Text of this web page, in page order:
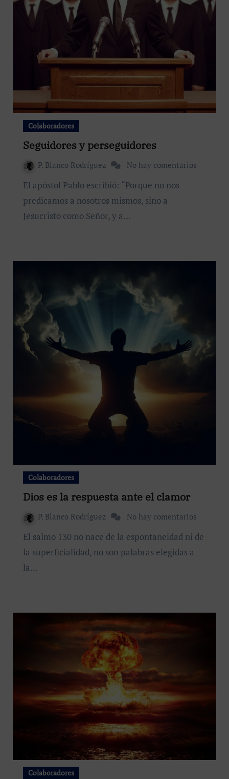
Colaboradores
Seguidores y perseguidores
P. Blanco Rodríguez No hay comentarios
El apóstol Pablo escribió: “Porque no nos
predicamos a nosotros mismos, sino a
Jesucristo como Señor, y a…
Colaboradores
Dios es la respuesta ante el clamor
P. Blanco Rodríguez No hay comentarios
El salmo 130 no nace de la espontaneidad ni de
la superficialidad, no son palabras elegidas a
la…
Colaboradores